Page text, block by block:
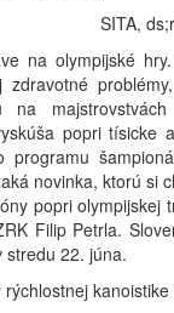
SITA,
na olympijské
zdravotné
na
popri tísicke
novinka, ktorú si
popri olympijskej
Filip Petrla.
stredu 22. júna.